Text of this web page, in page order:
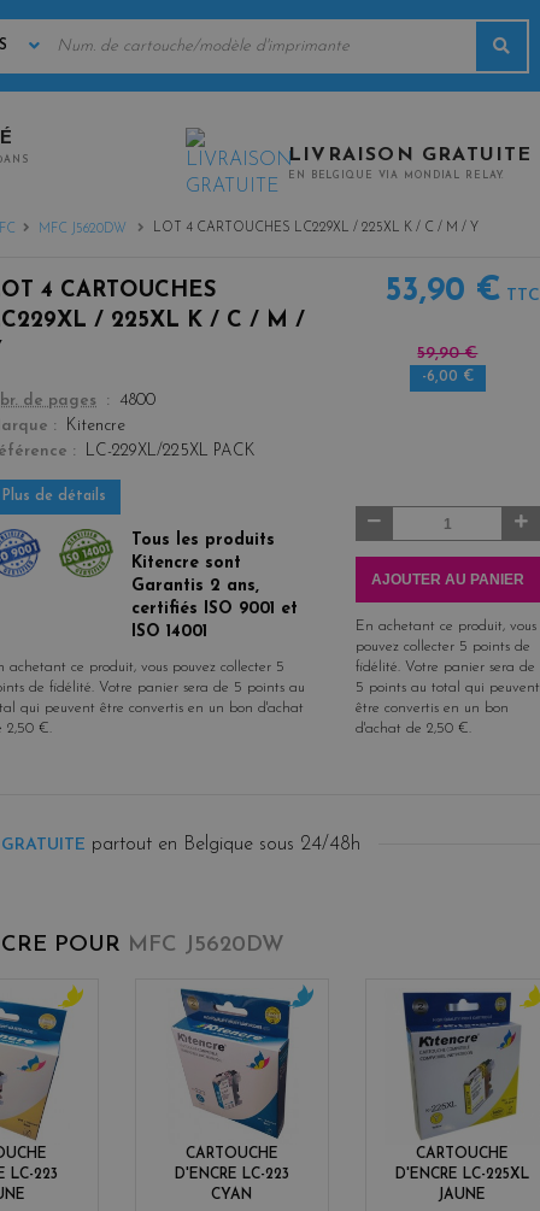
CLÉS
LIVRAISON GRATUITE
EN BELGIQUE VIA MONDIAL RELAY.
MFC J5620DW LOT 4 CARTOUCHES LC229XL / 225XL K / C / M / Y
4 CARTOUCHES
/ 225XL K / C / M /
colorde pages
4800
Kitencre
LC-229XL/225XL PACK
Plus de détails
Tous les produits
Kitencre sont
Garantis 2 ans,
certifiés ISO 9001 et
ISO 14001
achetant ce produit, vous pouvez collecter 5
de fidélité. Votre panier sera de 5 points au
qui peuvent être convertis en un bon d'achat
2,50 €.
53,90 € TTC
59,90 €
-6,00 €
AJOUTER AU PANIER
En achetant ce produit, vous
pouvez collecter 5 points de
fidélité. Votre panier sera de
5 pointsau total qui peuvent
être convertis en un bon
d'achat de 2,50 €.
partout en Belgique sous 24/48h
POUR MFC J5620DW
LC-223
y
e
CARTOUCHE
D'ENCRE LC-223
CYAN
c
y
CARTOUCHE
D'ENCRE LC-225XL
JAUNE
y